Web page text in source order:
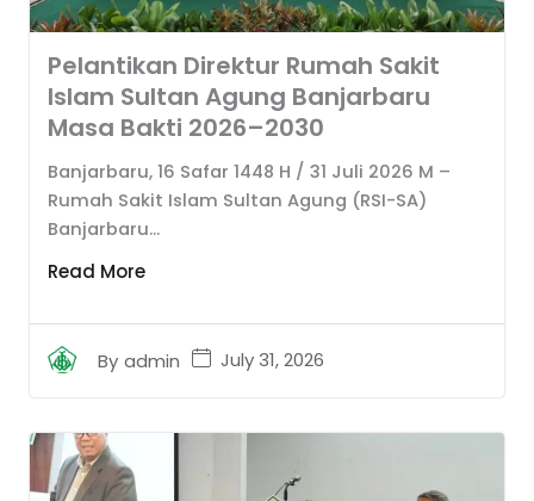
Pelantikan Direktur Rumah Sakit
Islam Sultan Agung Banjarbaru
Masa Bakti 2026–2030
By admin July 31, 2026
Banjarbaru, 16 Safar 1448 H / 31 Juli 2026 M –
Rumah Sakit Islam Sultan Agung (RSI-SA)
Banjarbaru...
Read More